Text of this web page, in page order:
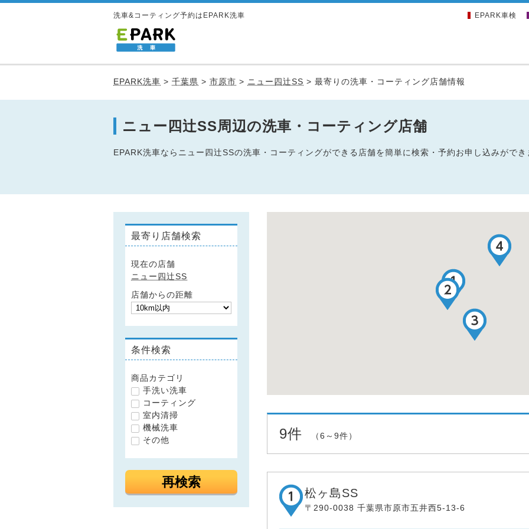
洗車&コーティング予約はEPARK洗車 EPARK車検
EPARK洗車 > 千葉県 > 市原市 > ニュー四辻SS > 最寄りの洗車・コーティング店舗情報
ニュー四辻SS周辺の洗車・コーティング店舗
EPARK洗車ならニュー四辻SSの洗車・コーティングができる店舗を簡単に検索・予約お申し込みができ
最寄り店舗検索
現在の店舗
ニュー四辻SS
店舗からの距離
条件検索
商品カテゴリ
手洗い洗車
コーティング
室内清掃
機械洗車
その他
再検索
9件 （6～9件）
松ヶ島SS
〒290-0038 千葉県市原市五井西5-13-6